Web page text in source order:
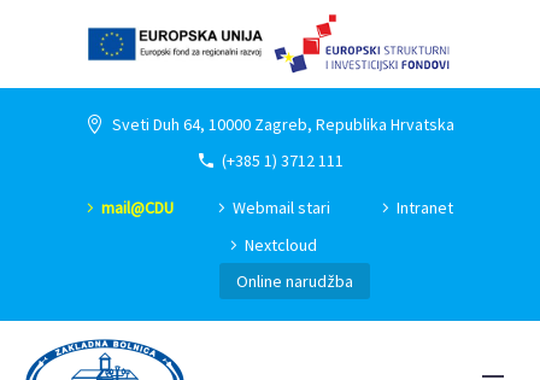
Sveti Duh 64, 10000 Zagreb, Republika Hrvatska
(+385 1) 3712 111
mail@CDU Webmail stari
Intranet
Nextcloud
Online narudžba